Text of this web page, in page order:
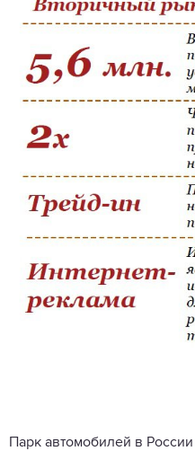
Парк автомобилей в